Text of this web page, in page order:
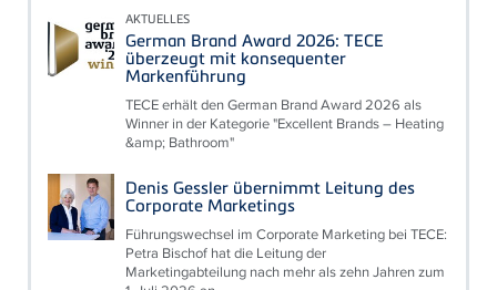
AKTUELLES
German Brand Award 2026: TECE
überzeugt mit konsequenter
Markenführung
TECE erhält den German Brand Award 2026 als
Winner in der Kategorie "Excellent Brands – Heating
&amp; Bathroom"
Denis Gessler übernimmt Leitung des
Corporate Marketings
Führungswechsel im Corporate Marketing bei TECE:
Petra Bischof hat die Leitung der
Marketingabteilung nach mehr als zehn Jahren zum